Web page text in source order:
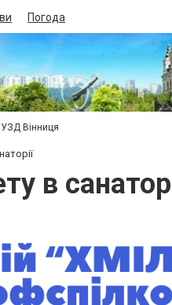
Погода
УЗД Вінниця
в